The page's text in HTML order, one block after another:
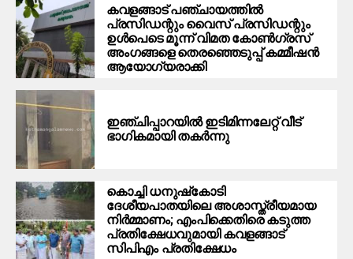
കവളങ്ങാട് പഞ്ചായത്തില്‍
പ്രസിഡന്റും വൈസ് പ്രസിഡന്റും
ഉള്‍പെടെ മൂന്ന് വിമത കോണ്‍ഗ്രസ്
അംഗങ്ങളെ തെരഞ്ഞെടുപ്പ് കമ്മീഷന്‍
ആയോഗ്യരാക്കി
ഇഞ്ചിപ്പാറയില്‍ ഇടിമിന്നലേറ്റ് വീട്
ഭാഗികമായി തകര്‍ന്നു
കൊച്ചി ധനുഷ്‌കോടി
ദേശീയപാതയിലെ അശാസ്ത്രീയമായ
നിര്‍മ്മാണം; എംപിക്കെതിരെ കടുത്ത
പ്രതിക്ഷേധവുമായി കവളങ്ങാട്
സിപിഎം പ്രതിക്ഷേധം